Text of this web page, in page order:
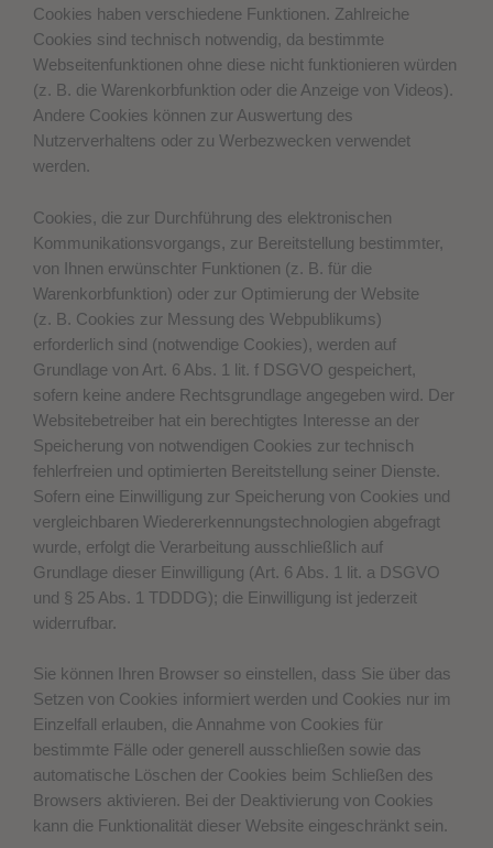
Cookies haben verschiedene Funktionen. Zahlreiche
Cookies sind technisch notwendig, da bestimmte
Webseitenfunktionen ohne diese nicht funktionieren würden
(z. B. die Warenkorbfunktion oder die Anzeige von Videos).
Andere Cookies können zur Auswertung des
Nutzerverhaltens oder zu Werbezwecken verwendet
werden.
Cookies, die zur Durchführung des elektronischen
Kommunikationsvorgangs, zur Bereitstellung bestimmter,
von Ihnen erwünschter Funktionen (z. B. für die
Warenkorbfunktion) oder zur Optimierung der Website
(z. B. Cookies zur Messung des Webpublikums)
erforderlich sind (notwendige Cookies), werden auf
Grundlage von Art. 6 Abs. 1 lit. f DSGVO gespeichert,
sofern keine andere Rechtsgrundlage angegeben wird. Der
Websitebetreiber hat ein berechtigtes Interesse an der
Speicherung von notwendigen Cookies zur technisch
fehlerfreien und optimierten Bereitstellung seiner Dienste.
Sofern eine Einwilligung zur Speicherung von Cookies und
vergleichbaren Wiedererkennungstechnologien abgefragt
wurde, erfolgt die Verarbeitung ausschließlich auf
Grundlage dieser Einwilligung (Art. 6 Abs. 1 lit. a DSGVO
und § 25 Abs. 1 TDDDG); die Einwilligung ist jederzeit
widerrufbar.
Sie können Ihren Browser so einstellen, dass Sie über das
Setzen von Cookies informiert werden und Cookies nur im
Einzelfall erlauben, die Annahme von Cookies für
bestimmte Fälle oder generell ausschließen sowie das
automatische Löschen der Cookies beim Schließen des
Browsers aktivieren. Bei der Deaktivierung von Cookies
kann die Funktionalität dieser Website eingeschränkt sein.